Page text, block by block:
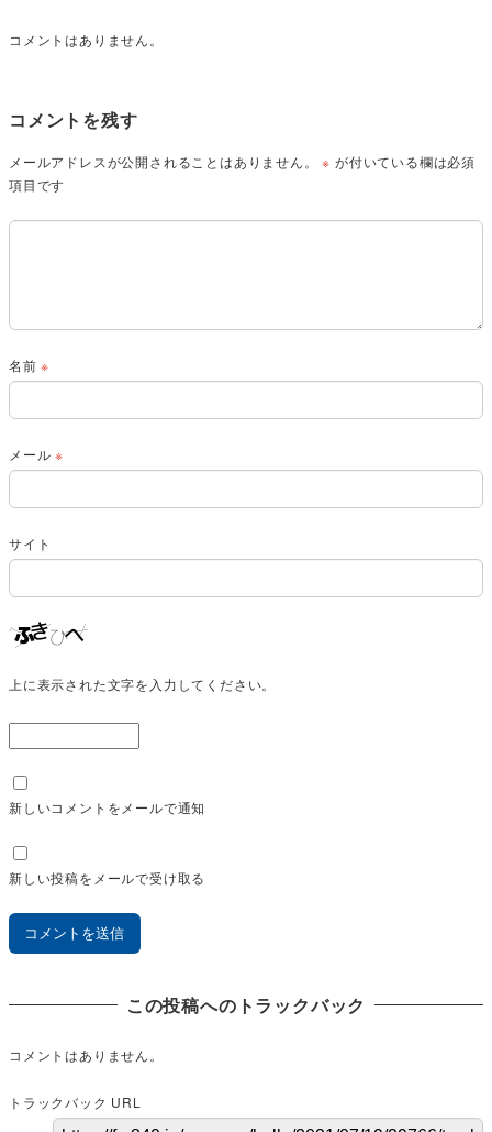
コメントはありません。
コメントを残す
メールアドレスが公開されることはありません。 ※ が付いている欄は必須
項目です
名前※
メール※
サイト
上に表示された文字を入力してください。
新しいコメントをメールで通知
新しい投稿をメールで受け取る
この投稿へのトラックバック
コメントはありません。
トラックバック URL